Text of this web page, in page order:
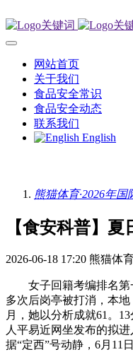
网站首页
关于我们
食品安全常识
食品安全动态
联系我们
English
熊猫体育·2026年
【食安科普】
2026-06-18 17:20 熊猫体
女子回籍考编排名第
多次后岗亭被打消，本
月，她以分析成就61。
人平易近网坐发布的拟
据“定西”号动静，6月11